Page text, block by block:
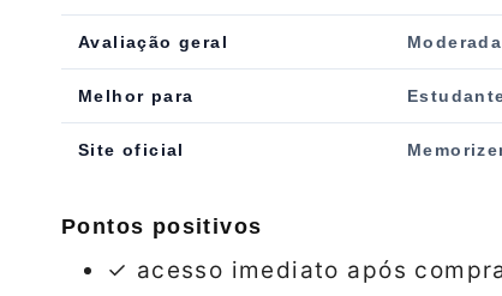
Avaliação geral Moderada
Melhor para
Site oficial
Pontos positivos
✓ acesso imediato após